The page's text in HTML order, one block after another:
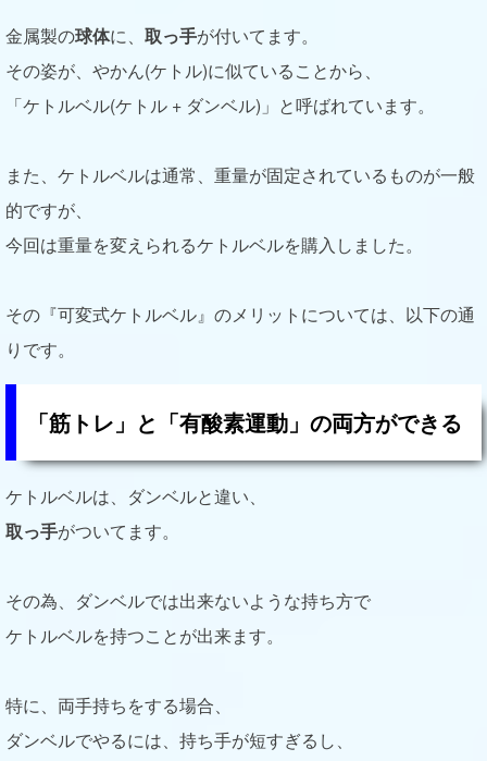
金属製の球体に、 取っ手が付いてます。
その姿が、やかん(ケトル)に似ていることから、
「ケトルベル(ケトル + ダンベル)」と呼ばれています。
また、ケトルベルは通常、重量が固定されているものが一般
的ですが、
今回は重量を変えられるケトルベルを購入しました。
その『可変式ケトルベル』のメリットについては、以下の通
りです。
「筋トレ」と「有酸素運動」の両方ができる
ケトルベルは、ダンベルと違い、
取っ手がついてます。
その為、ダンベルでは出来ないような持ち方で
ケトルベルを持つことが出来ます。
特に、両手持ちをする場合、
ダンベルでやるには、持ち手が短すぎるし、